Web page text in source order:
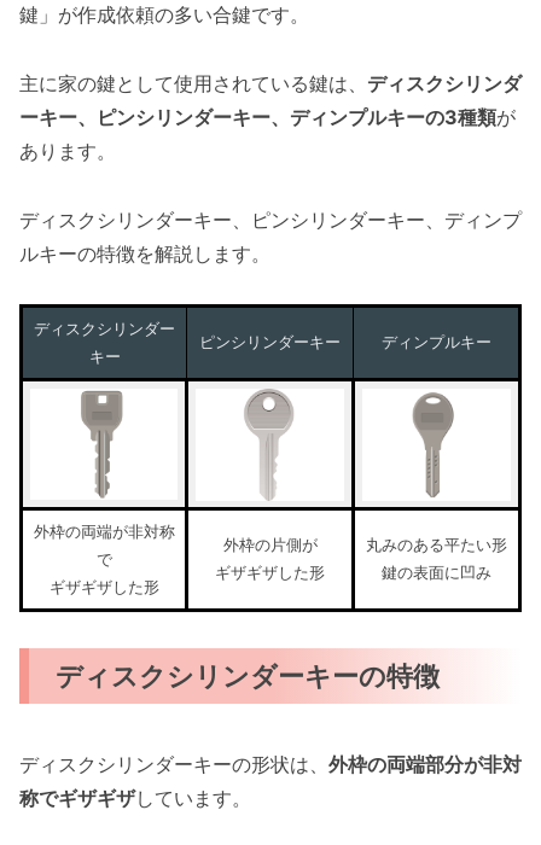
鍵」が作成依頼の多い合鍵です。
主に家の鍵として使用されている鍵は、 ディスクシリンダ
ーキー、ピンシリンダーキー、ディンプルキーの3種類が
あります。
ディスクシリンダーキー、ピンシリンダーキー、ディンプ
ルキーの特徴を解説します。
ディスクシリンダー
キー
ピンシリンダーキー ディンプルキー
外枠の両端が非対称
で
ギザギザした形
外枠の片側が
ギザギザした形
丸みのある平たい形
鍵の表面に凹み
ディスクシリンダーキーの特徴
ディスクシリンダーキーの形状は、 外枠の両端部分が非対
称でギザギザしています。